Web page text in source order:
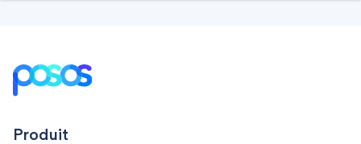
Produit